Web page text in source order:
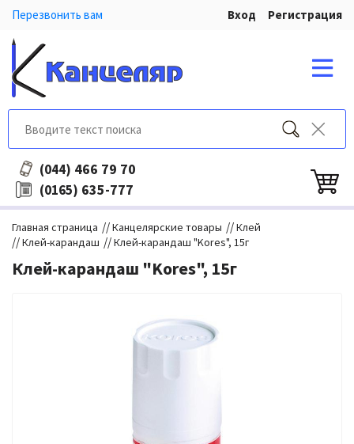
Перезвонить вам Вход Регистрация
(044) 466 79 70
(0165) 635-777
Главная страница //Канцелярские товары //Клей
//Клей-карандаш //Клей-карандаш "Kores", 15г
Клей-карандаш "Kores", 15г